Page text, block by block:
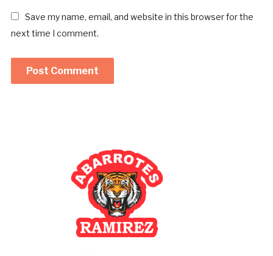
Save my name, email, and website in this browser for the
next time I comment.